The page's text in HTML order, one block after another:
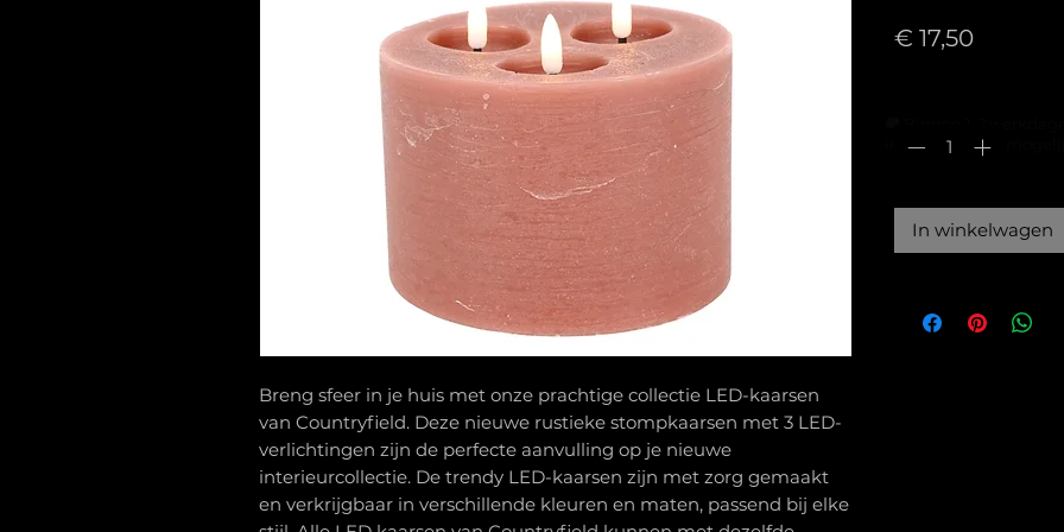
om je eigen
om je eigen tekst toe te
om je eigen
in Prinsenbeek
Breng sfeer in je huis met onze prachtige collectie LED-kaarsen
van Countryfield. Deze nieuwe rustieke stompkaarsen met 3 LED-
verlichtingen zijn de perfecte aanvulling op je nieuwe
interieurcollectie. De trendy LED-kaarsen zijn met zorg gemaakt
en verkrijgbaar in verschillende kleuren en maten, passend bij elke
€ 17,50Prijs
In winkelwagen